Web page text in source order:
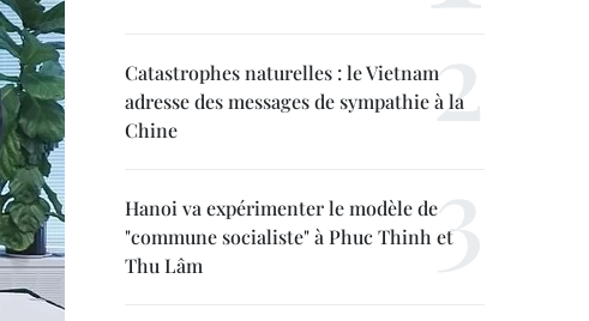
Catastrophes naturelles : le Vietnam
adresse des messages de sympathie à la
Chine
Hanoi va expérimenter le modèle de
"commune socialiste" à Phuc Thinh et
Thu Lâm